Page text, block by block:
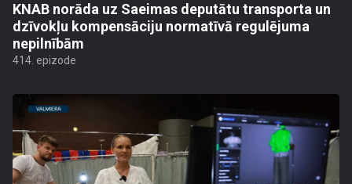
KNAB norāda uz Saeimas deputātu transporta un
dzīvokļu kompensāciju normatīvā regulējuma
nepilnībām
414. epizode